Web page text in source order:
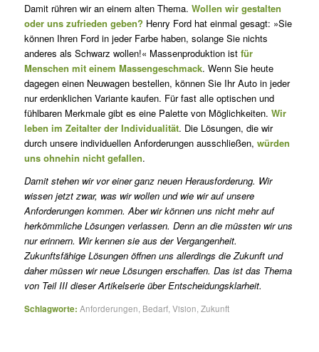
Damit rühren wir an einem alten Thema. Wollen wir gestalten
oder uns zufrieden geben? Henry Ford hat einmal gesagt: »Sie
können Ihren Ford in jeder Farbe haben, solange Sie nichts
anderes als Schwarz wollen!« Massenproduktion ist für
Menschen mit einem Massengeschmack. Wenn Sie heute
dagegen einen Neuwagen bestellen, können Sie Ihr Auto in jeder
nur erdenklichen Variante kaufen. Für fast alle optischen und
fühlbaren Merkmale gibt es eine Palette von Möglichkeiten. Wir
leben im Zeitalter der Individualität. Die Lösungen, die wir
durch unsere individuellen Anforderungen ausschließen, würden
uns ohnehin nicht gefallen.
Damit stehen wir vor einer ganz neuen Herausforderung. Wir
wissen jetzt zwar, was wir wollen und wie wir auf unsere
Anforderungen kommen. Aber wir können uns nicht mehr auf
herkömmliche Lösungen verlassen. Denn an die müssten wir uns
nur erinnern. Wir kennen sie aus der Vergangenheit.
Zukunftsfähige Lösungen öffnen uns allerdings die Zukunft und
daher müssen wir neue Lösungen erschaffen. Das ist das Thema
von Teil III dieser Artikelserie über Entscheidungsklarheit.
Schlagworte: Anforderungen Bedarf, Vision Zukunft